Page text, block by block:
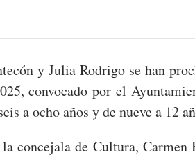
y Julia Rodrigo se han
convocado por el
a ocho años y de nueve a 12
concejala de Cultura, Carmen